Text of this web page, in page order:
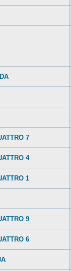
7
4
1
9
6